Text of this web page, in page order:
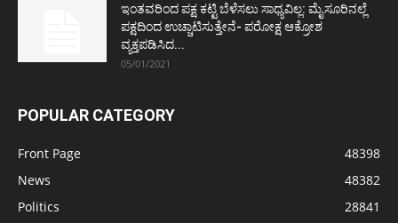
ಇಂತವರಿಂದ ಪಕ್ಷ ಕಟ್ಟಿ ಬೆಳೆಸಲು ಸಾಧ್ಯವಿಲ್ಲ: ಮೈಸೂರಿನಲ್ಲೆ
ಪಕ್ಷದಿಂದ ಉಚ್ಚಾಟಿಸುತ್ತೇನೆ- ಪರೋಕ್ಷ ಆಕ್ರೋಶ
ವ್ಯಕ್ತಪಡಿಸಿದ...
05/01/2021
POPULAR CATEGORY
Front Page
48398
News
48382
Politics
28841